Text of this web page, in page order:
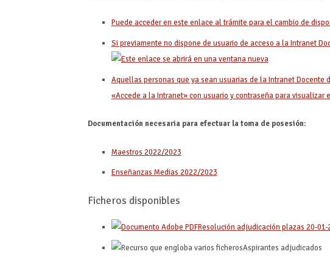
Puede acceder en este enlace al trámite para el cambio de
Si previamente no dispone de usuario de acceso a la Intranet
Aquellas personas que ya sean usuarias de la Intranet Docente
«Accede a la Intranet» con usuario y contraseña para visualizar
Documentación necesaria para efectuar la toma de posesión:
Maestros 2022/2023
Enseñanzas Medias 2022/2023
Ficheros disponibles
Resolución adjudicación plazas 20-01-
Aspirantes adjudicados